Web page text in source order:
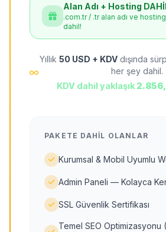
Alan Adı + Hosting
.com.tr / .tr alan adı ve
dahil!
Yıllık 50 USD + KDV dışında
her şey dahil.
KDV dahil yaklaşık
PAKETE DAHIL OLANLAR
Kurumsal & Mobil Uyumlu
Admin Paneli — Kolayca
SSL Güvenlik Sertifikası
Temel SEO Optimizasyonu